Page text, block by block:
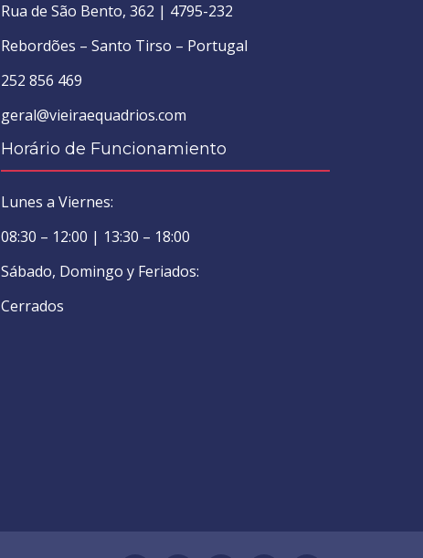
Rua de São Bento, 362 | 4795-232
Rebordões – Santo Tirso – Portugal
252 856 469
geral@vieiraequadrios.com
Horário de Funcionamiento
Lunes a Viernes:
08:30 – 12:00 | 13:30 – 18:00
Sábado, Domingo y Feriados:
Cerrados